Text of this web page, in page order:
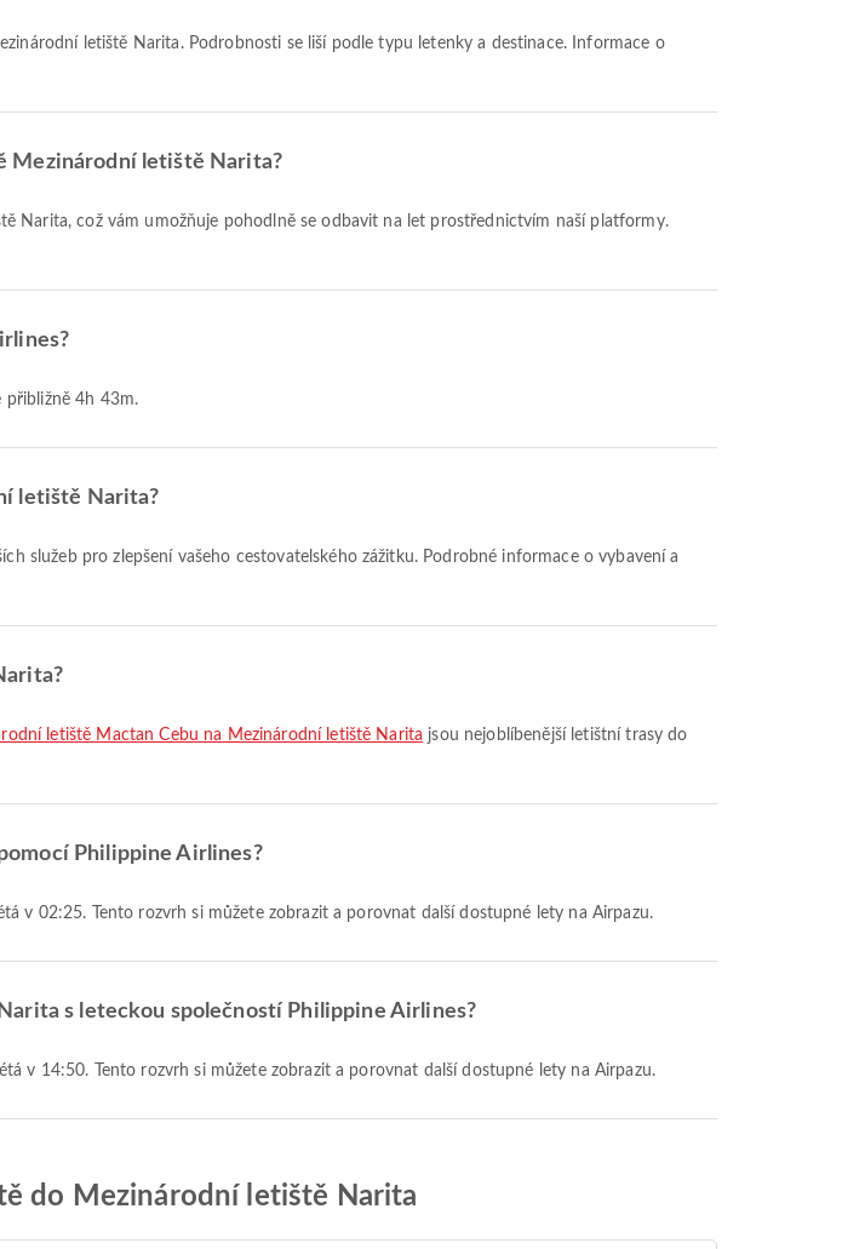
Mezinárodní letiště Narita?
přibližně 4h 43m.
letiště Narita?
letiště Mactan Cebu na Mezinárodní letiště Narita jsou nejoblíbenější letištní trasy do
Philippine Airlines?
v 02:25. Tento rozvrh si můžete zobrazit a porovnat další dostupné lety na Airpazu.
s leteckou společností Philippine Airlines?
v 14:50. Tento rozvrh si můžete zobrazit a porovnat další dostupné lety na Airpazu.
do Mezinárodní letiště Narita